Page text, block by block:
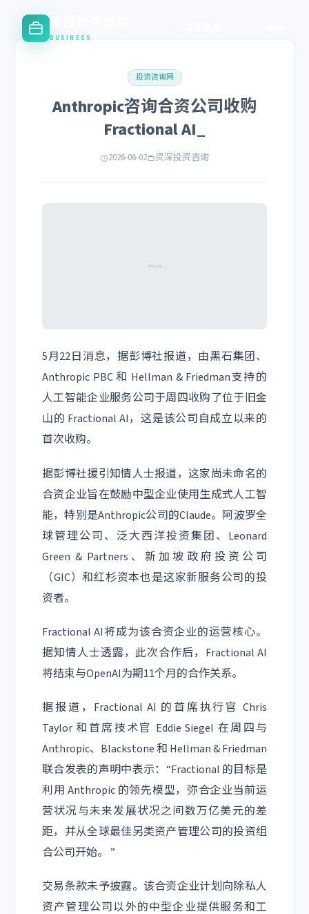
资深投资咨询
BUSINESS
投资咨询网
Anthropic咨询合资公司收购
Fractional AI_
2026-06-02 资深投资咨询
5月22日消息，据彭博社报道，由黑石集团、
Anthropic PBC 和 Hellman & Friedman支持的
人工智能企业服务公司于周四收购了位于旧金
山的 Fractional AI，这是该公司自成立以来的
首次收购。
据彭博社援引知情人士报道，这家尚未命名的
合资企业旨在鼓励中型企业使用生成式人工智
能，特别是Anthropic公司的Claude。阿波罗全
球管理公司、泛大西洋投资集团、Leonard
Green & Partners、新加坡政府投资公司
（GIC）和红杉资本也是这家新服务公司的投
资者。
Fractional AI将成为该合资企业的运营核心。
据知情人士透露，此次合作后，Fractional AI
将结束与OpenAI为期11个月的合作关系。
据报道，Fractional AI 的首席执行官 Chris
Taylor 和首席技术官 Eddie Siegel 在周四与
Anthropic、Blackstone 和 Hellman & Friedman
联合发表的声明中表示：“Fractional 的目标是
利用 Anthropic 的领先模型，弥合企业当前运
营状况与未来发展状况之间数万亿美元的差
距，并从全球最佳另类资产管理公司的投资组
合公司开始。 ”
交易条款未予披露。该合资企业计划向除私人
资产管理公司以外的中型企业提供服务和工